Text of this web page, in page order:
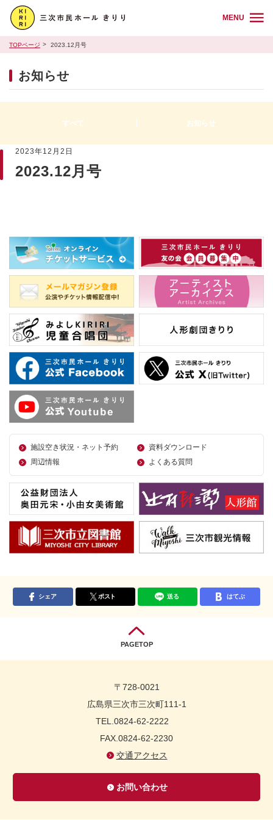
MENU
TOPページ 2023.12月号
お知らせ
すべて お知らせ
2023年12月2日
2023.12月号
施設空き状況・ネット予約
資料ダウンロード
周辺情報
よくある質問
シェア ポスト 送る はてぶ
PAGETOP
〒728-0021
広島県三次市三次町111-1
TEL.0824-62-2222
FAX.0824-62-2230
交通アクセス
お問い合わせ